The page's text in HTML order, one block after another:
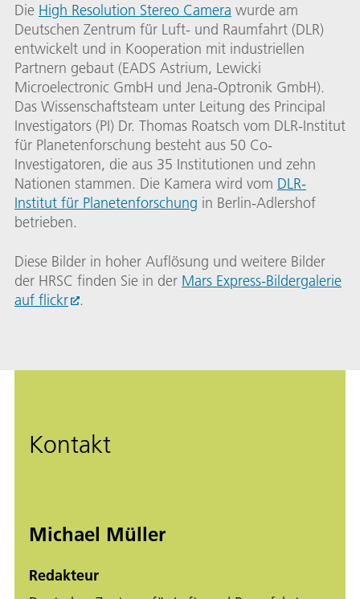
Die High Resolution Stereo Camera wurde am
Deutschen Zentrum für Luft- und Raumfahrt (DLR)
entwickelt und in Kooperation mit industriellen
Partnern gebaut (EADS Astrium, Lewicki
Microelectronic GmbH und Jena-Optronik GmbH).
Das Wissenschaftsteam unter Leitung des Principal
Investigators (PI) Dr. Thomas Roatsch vom DLR-Institut
für Planetenforschung besteht aus 50 Co-
Investigatoren, die aus 35 Institutionen und zehn
Nationen stammen. Die Kamera wird vom DLR-
Institut für Planetenforschung in Berlin-Adlershof
betrieben.
Diese Bilder in hoher Auflösung und weitere Bilder
der HRSC finden Sie in der Mars Express-Bildergalerie
auf flickr
.
Kontakt
Michael Müller
Redakteur